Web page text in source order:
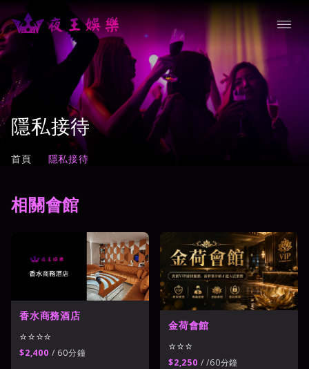
隱私接待
首頁 隱私接待
相關會館
香水商務酒店
⭐⭐⭐⭐
$2,400 / 60分鐘
金荷會館
⭐⭐⭐
$2,250 / /60分鐘